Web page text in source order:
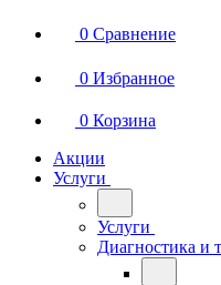
0 Сравнение
0 Избранное
0 Корзина
Акции
Услуги
Услуги
Диагностика и